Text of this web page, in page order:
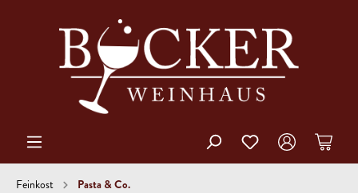
Feinkost Pasta & Co.